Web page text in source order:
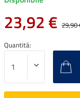
23,92 € 29,90
Quantitá: